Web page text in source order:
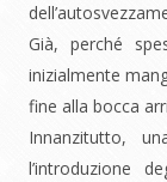
Già, perché
inizialmente
fine alla bocca
Innanzitutto,
l’introduzione